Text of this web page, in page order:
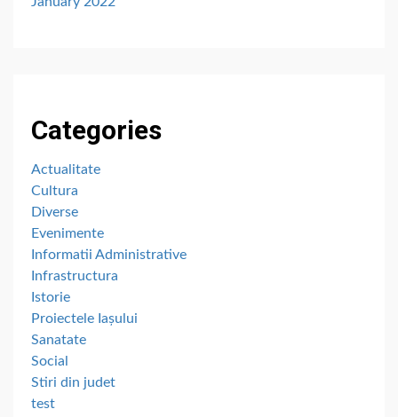
Categories
Actualitate
Cultura
Diverse
Evenimente
Informatii Administrative
Infrastructura
Istorie
Proiectele Iașului
Sanatate
Social
Stiri din judet
test